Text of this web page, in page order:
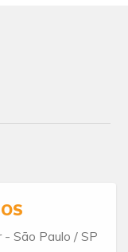
São Paulo / SP